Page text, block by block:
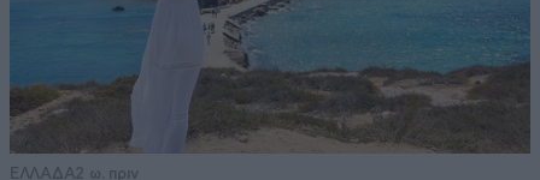
ΕΛΛΑΔΑ2 ω. πριν